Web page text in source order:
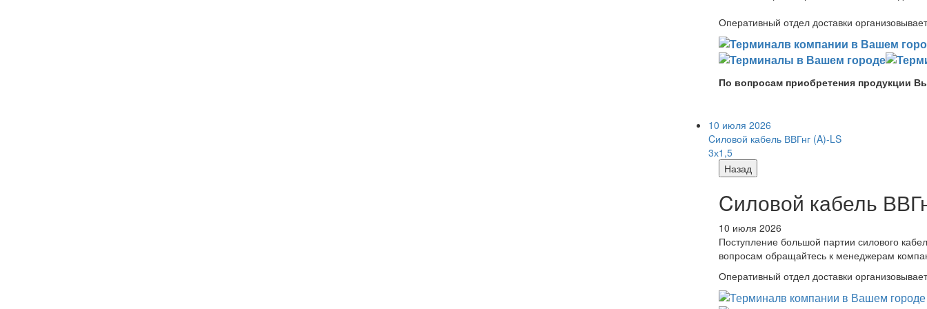
Оперативный отдел доставки
По вопросам приобретения продукции
10 июля 2026
Cиловой кабель ВВГнг (A)-LS
3х1,5
Назад
Cиловой кабель
10 июля 2026
Поступление большой партии силового
вопросам обращайтесь к менеджерам
Оперативный отдел доставки